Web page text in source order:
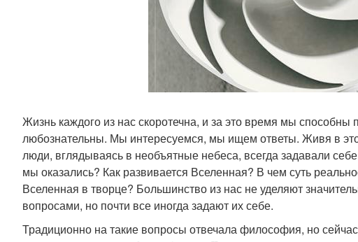
Жизнь каждого из нас скоротечна, и за это время мы
любознательны. Мы интересуемся, мы ищем ответы. Живя в
люди, вглядываясь в необъятные небеса, всегда задавали
мы оказались? Как развивается Вселенная? В чем суть
Вселенная в творце? Большинство из нас не уделяют
вопросами, но почти все иногда задают их себе.
Традиционно на такие вопросы отвечала философия, но